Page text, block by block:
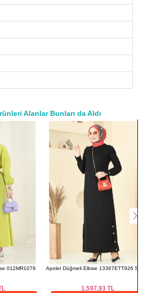
94 84
134
110 100
134
114 104
134
120 112 134
Alanlar Bunları da Aldı
Apolet Düğmeli Elbise 13367ETT926 Siyah
1.597,93TL